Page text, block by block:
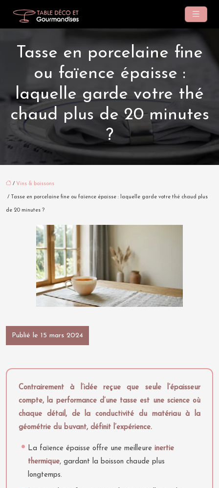
Tasse en porcelaine fine
ou faïence épaisse :
laquelle garde votre thé
chaud plus de 20 minutes
?
/ Vins & boissons
/ Tasse en porcelaine fine ou faïence épaisse : laquelle garde votre thé chaud plus
de 20 minutes ?
Publié le 15 mars 2024
Contrairement à l’idée reçue que seule l’épaisseur
compte, la performance d’une tasse est une science où
chaque détail, de la conductivité du matériau à la
géométrie du buvant, définit l’expérience.
La faïence épaisse offre une meilleureinertie
thermique, gardant la boisson chaude plus
longtemps.